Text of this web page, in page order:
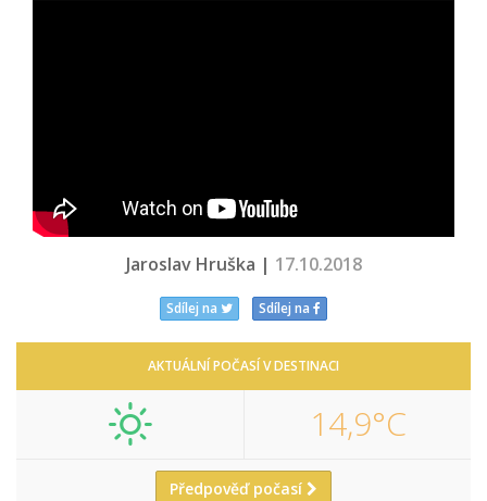
Jaroslav Hruška | 17.10.2018
Sdílej na Sdílej na
AKTUÁLNÍ POČASÍ V DESTINACI
14,9°C
Předpověď počasí